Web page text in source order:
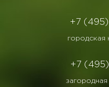
+7
городская
+7